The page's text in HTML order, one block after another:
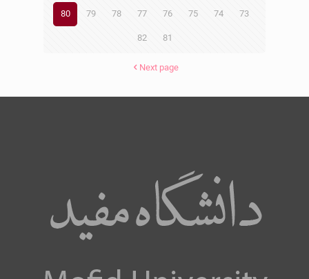
73
74
75
76
77
78
79
80
81
82
Next page